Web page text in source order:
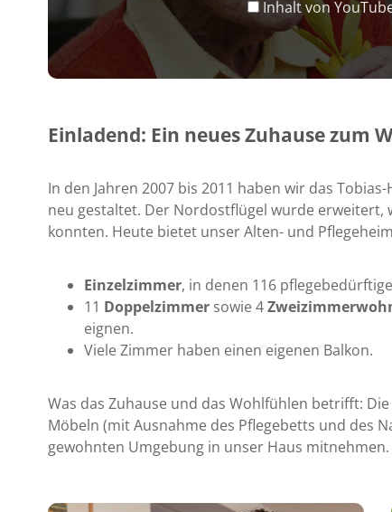
Inhalt von
Einladend: Ein neues Zuhause zum
In den Jahren 2007 bis 2011 haben wir das
neu gestaltet. Der Nordostflügel wurde erweitert,
konnten. Heute bietet unser Alten- und
Einzelzimmer, in denen 116
11 Doppelzimmer sowie 4
eignen.
Viele Zimmer haben einen eigenen Balkon.
Was das Zuhause und das Wohlfühlen betrifft:
Möbeln (mit Ausnahme des Pflegebetts und des
gewohnten Umgebung in unser Haus mitnehmen.